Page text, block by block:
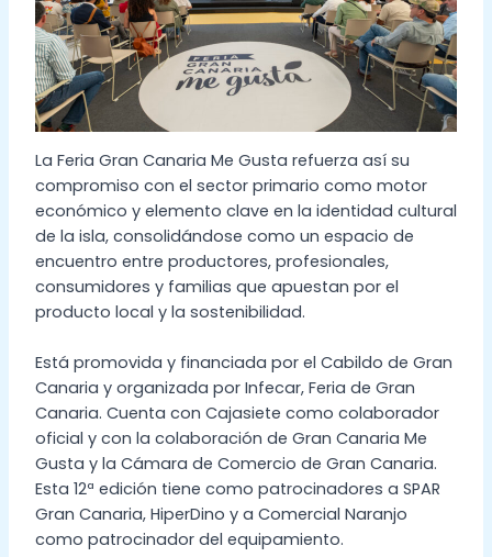
La Feria Gran Canaria Me Gusta refuerza así su
compromiso con el sector primario como motor
económico y elemento clave en la identidad cultural
de la isla, consolidándose como un espacio de
encuentro entre productores, profesionales,
consumidores y familias que apuestan por el
producto local y la sostenibilidad.
Está promovida y financiada por el Cabildo de Gran
Canaria y organizada por Infecar, Feria de Gran
Canaria. Cuenta con Cajasiete como colaborador
oficial y con la colaboración de Gran Canaria Me
Gusta y la Cámara de Comercio de Gran Canaria.
Esta 12ª edición tiene como patrocinadores a SPAR
Gran Canaria, HiperDino y a Comercial Naranjo
como patrocinador del equipamiento.